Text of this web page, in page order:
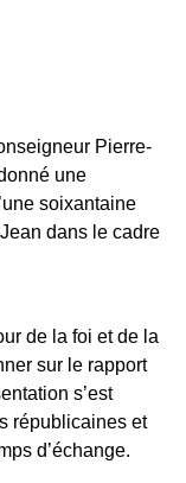
Pierre-
une
soixantaine
dans le cadre
de la foi et de la
sur le rapport
s’est
républicaines et
d’échange.